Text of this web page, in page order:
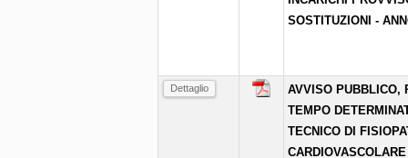
SOSTITUZIONI -
Dettaglio
AVVISO PUBBLICO,
TEMPO
TECNICO DI